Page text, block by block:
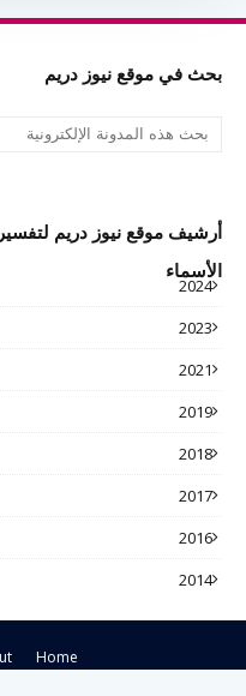
بحث في موقع نيوز دريم
أرشيف موقع نيوز دريم
الأسماء
2024
2023
2021
2019
2018
2017
2016
2014
Home